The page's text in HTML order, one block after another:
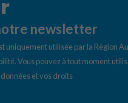
newsletter
uniquement utilisée par la Région
Vous pouvez à tout moment
et vos droits